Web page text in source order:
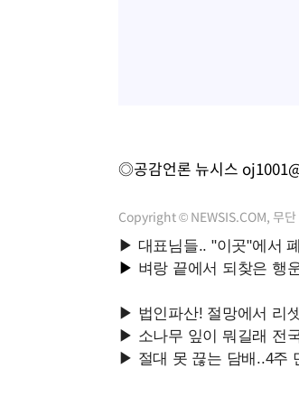
◎공감언론 뉴시스
Copyright © NEWSIS.COM, 무단